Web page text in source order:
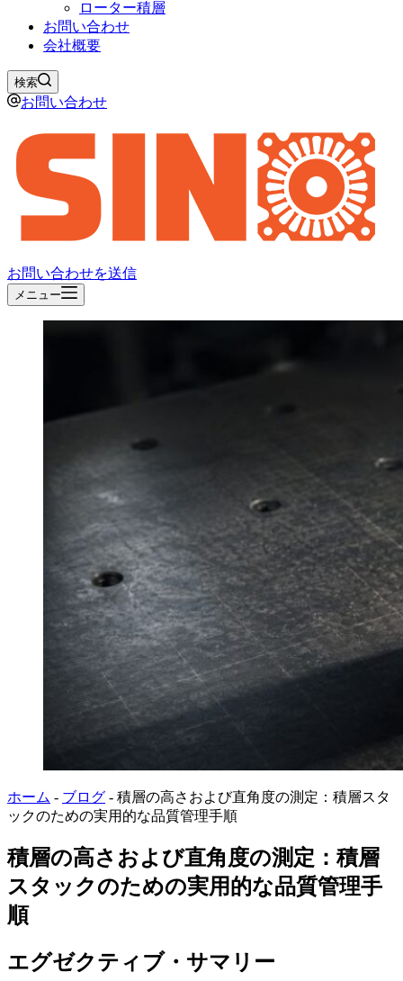
ローター積層
お問い合わせ
会社概要
検索
お問い合わせ
お問い合わせを送信
メニュー
ホーム - ブログ - 積層の高さおよび直角度の測定：積層スタ
ックのための実用的な品質管理手順
積層の高さおよび直角度の測定：積層
スタックのための実用的な品質管理手
順
エグゼクティブ・サマリー